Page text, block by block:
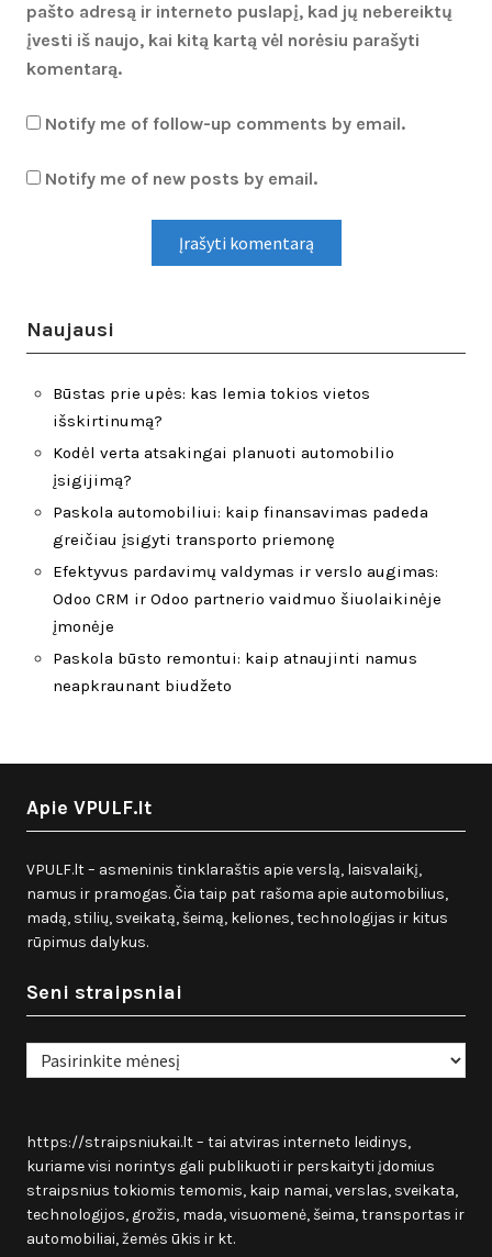
pašto adresą ir interneto puslapį, kad jų nebereiktų
įvesti iš naujo, kai kitą kartą vėl norėsiu parašyti
komentarą.
Notify me of follow-up comments by email.
Notify me of new posts by email.
Naujausi
Būstas prie upės: kas lemia tokios vietos
išskirtinumą?
Kodėl verta atsakingai planuoti automobilio
įsigijimą?
Paskola automobiliui: kaip finansavimas padeda
greičiau įsigyti transporto priemonę
Efektyvus pardavimų valdymas ir verslo augimas:
Odoo CRM ir Odoo partnerio vaidmuo šiuolaikinėje
įmonėje
Paskola būsto remontui: kaip atnaujinti namus
neapkraunant biudžeto
Apie VPULF.lt
VPULF.lt – asmeninis tinklaraštis apie verslą, laisvalaikį,
namus ir pramogas. Čia taip pat rašoma apie automobilius,
madą, stilių, sveikatą, šeimą, keliones, technologijas ir kitus
rūpimus dalykus.
Seni straipsniai
Seni
straipsniai
https://straipsniukai.lt– tai atviras interneto leidinys,
kuriame visi norintys gali publikuoti ir perskaityti įdomius
straipsnius tokiomis temomis, kaip namai, verslas, sveikata,
technologijos, grožis, mada, visuomenė, šeima, transportas ir
automobiliai, žemės ūkis ir kt.